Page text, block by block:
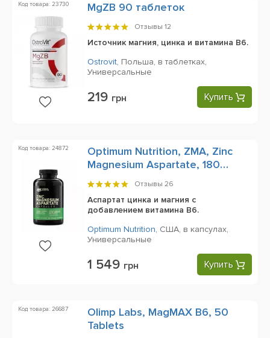
Код товара: 23730 MgZB 90 таблеток
Отзывы 12
Источник магния, цинка и витамина В6.
Ostrovit, Польша, в таблетках,
Универсальные
219 грн Купить
Код товара: 24872
Optimum Nutrition, ZMA, Zinc
Magnesium Aspartate, 180
Capsules
Отзывы 26
Аспартат цинка и магния с
добавлением витамина B6.
Optimum Nutrition, США, в капсулах,
Универсальные
1 549 грн Купить
Код товара: 26687
Olimp Labs, MagMAX B6, 50
Tablets